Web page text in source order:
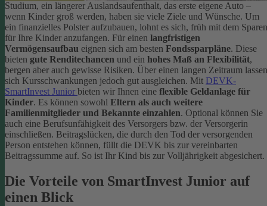
Studium, ein längerer Auslandsaufenthalt, das erste eigene Auto –
wenn Kinder groß werden, haben sie viele Ziele und Wünsche. Um
ein finanzielles Polster aufzubauen, lohnt es sich, früh mit dem Sparen
für Ihre Kinder anzufangen. Für einen langfristigen
Vermögensaufbau eignen sich am besten Fondssparpläne. Diese
bieten gute Renditechancen und ein hohes Maß an Flexibilität,
bergen aber auch gewisse Risiken. Über einen langen Zeitraum lassen
sich Kursschwankungen jedoch gut ausgleichen. Mit DEVK-
SmartInvest Junior bieten wir Ihnen eine flexible Geldanlage für
Kinder. Es können sowohl Eltern als auch weitere
Familienmitglieder und Bekannte einzahlen. Optional können Sie
auch eine Berufsunfähigkeit des Versorgers bzw. der Versorgerin
einschließen. Beitragslücken, die durch den Tod der versorgenden
Person entstehen können, füllt die DEVK bis zur vereinbarten
Beitragssumme auf. So ist Ihr Kind bis zur Volljährigkeit abgesichert.
Die Vorteile von SmartInvest Junior auf
einen Blick